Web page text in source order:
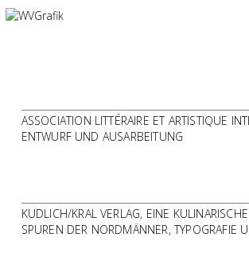
ASSOCIATION LITTÉRAIRE ET ARTISTIQUE
ENTWURF UND AUSARBEITUNG
KUDLICH/KRAL VERLAG, EINE
SPUREN DER NORDMÄNNER, TYPOGRAFIE